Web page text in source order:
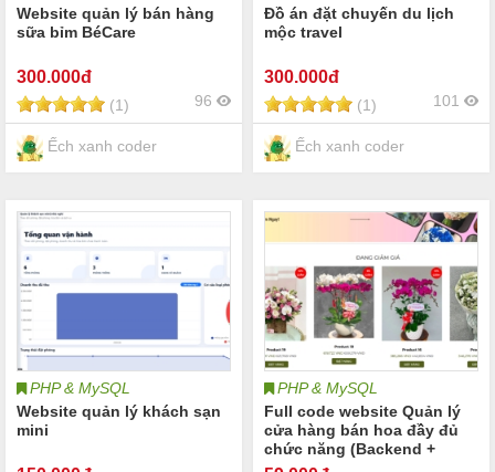
Website quản lý bán hàng
sữa bỉm BéCare
300.000đ
(1) 96
Ếch xanh coder
Đồ án đặt chuyến du lịch
mộc travel
300.000đ
(1) 101
Ếch xanh coder
PHP & MySQL
Website quản lý khách sạn
mini
PHP & MySQL
Full code website Quản lý
cửa hàng bán hoa đầy đủ
chức năng (Backend +
Frontend + Laravel +